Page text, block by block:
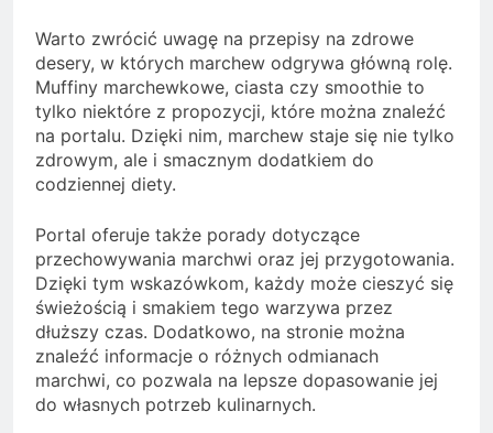
Warto zwrócić uwagę na przepisy na zdrowe
desery, w których marchew odgrywa główną rolę.
Muffiny marchewkowe, ciasta czy smoothie to
tylko niektóre z propozycji, które można znaleźć
na portalu. Dzięki nim, marchew staje się nie tylko
zdrowym, ale i smacznym dodatkiem do
codziennej diety.
Portal oferuje także porady dotyczące
przechowywania marchwi oraz jej przygotowania.
Dzięki tym wskazówkom, każdy może cieszyć się
świeżością i smakiem tego warzywa przez
dłuższy czas. Dodatkowo, na stronie można
znaleźć informacje o różnych odmianach
marchwi, co pozwala na lepsze dopasowanie jej
do własnych potrzeb kulinarnych.